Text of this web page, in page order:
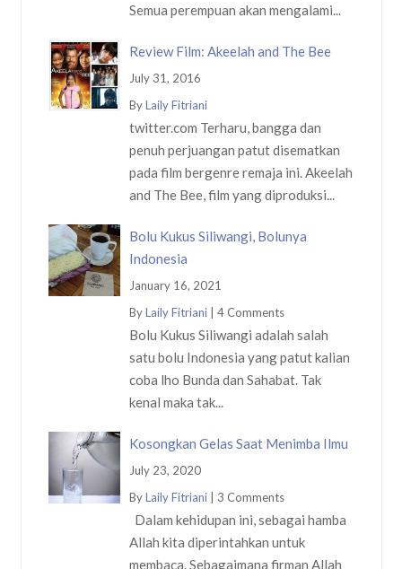
Semua perempuan akan mengalami...
Review Film: Akeelah and The Bee
July 31, 2016
ByLaily Fitriani
twitter.com Terharu, bangga dan
penuh perjuangan patut disematkan
pada film bergenre remaja ini. Akeelah
and The Bee, film yang diproduksi...
Bolu Kukus Siliwangi, Bolunya
Indonesia
January 16, 2021
ByLaily Fitriani| 4 Comments
Bolu Kukus Siliwangi adalah salah
satu bolu Indonesia yang patut kalian
coba lho Bunda dan Sahabat. Tak
kenal maka tak...
Kosongkan Gelas Saat Menimba Ilmu
July 23, 2020
ByLaily Fitriani| 3 Comments
Dalam kehidupan ini, sebagai hamba
Allah kita diperintahkan untuk
membaca. Sebagaimana firman Allah